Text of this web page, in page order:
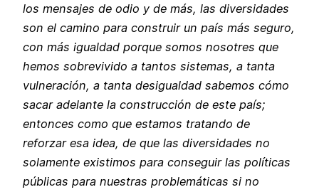
los mensajes de odio y de más, las diversidades
son el camino para construir un país más seguro,
con más igualdad porque somos nosotres que
hemos sobrevivido a tantos sistemas, a tanta
vulneración, a tanta desigualdad sabemos cómo
sacar adelante la construcción de este país;
entonces como que estamos tratando de
reforzar esa idea, de que las diversidades no
solamente existimos para conseguir las políticas
públicas para nuestras problemáticas si no